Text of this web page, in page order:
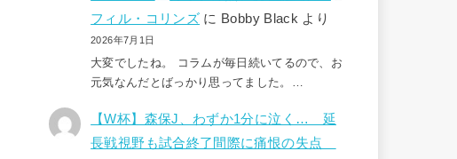
フィル・コリンズ に Bobby Black より
2026年7月1日
大変でしたね。 コラムが毎日続いてるので、お
元気なんだとばっかり思ってました。…
【W杯】森保J、わずか1分に泣く… 延
長戦視野も試合終了間際に痛恨の失点